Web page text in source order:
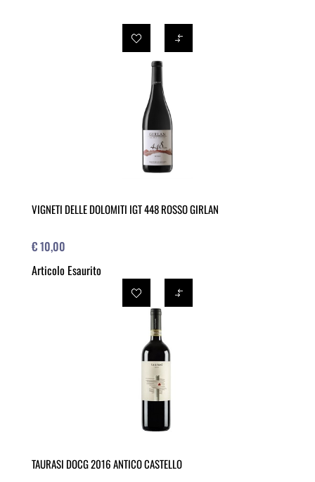
VIGNETI DELLE DOLOMITI IGT 448 ROSSO GIRLAN
€ 10,00
Articolo Esaurito
TAURASI DOCG 2016 ANTICO CASTELLO